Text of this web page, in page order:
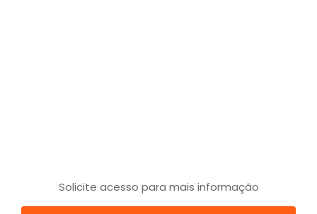
Solicite acesso para mais informação